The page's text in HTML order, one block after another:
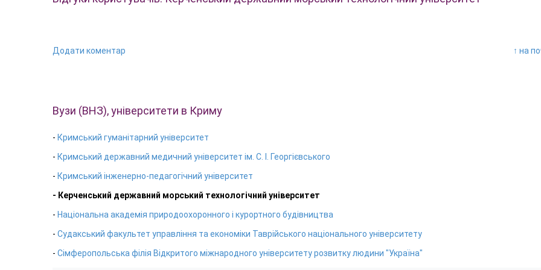
Додати коментар ↑ на
Вузи (ВНЗ), університети в Криму
- Кримський гуманітарний університет
- Кримський державний медичний університет ім. С. І. Георгієвського
- Кримський інженерно-педагогічний університет
- Керченський державний морський технологічний університет
- Національна академія природоохоронного і курортного будівництва
- Судакський факультет управління та економіки Таврійського національного університету
- Сімферопольська філія Відкритого міжнародного університету розвитку людини "Україна"